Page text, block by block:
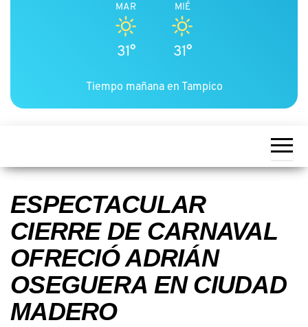
MAR
31°
MIÉ
31°
Tiempo mañana en Tampico
ESPECTACULAR
CIERRE DE CARNAVAL
OFRECIÓ ADRIÁN
OSEGUERA EN CIUDAD
MADERO